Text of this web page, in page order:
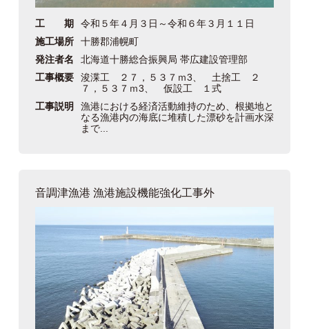
工 期
令和５年４月３日～令和６年３月１１日
施工場所
十勝郡浦幌町
発注者名
北海道十勝総合振興局 帯広建設管理部
工事概要
浚渫工 ２７，５３７ｍ3、 土捨工 ２
７，５３７ｍ3、 仮設工 １式
工事説明
漁港における経済活動維持のため、根拠地と
なる漁港内の海底に堆積した漂砂を計画水深
まで...
音調津漁港 漁港施設機能強化工事外